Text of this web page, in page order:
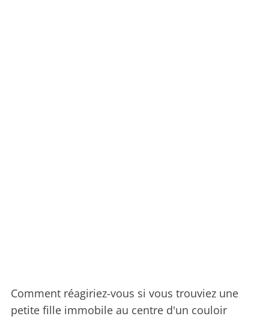
Comment réagiriez-vous si vous trouviez une
petite fille immobile au centre d'un couloir